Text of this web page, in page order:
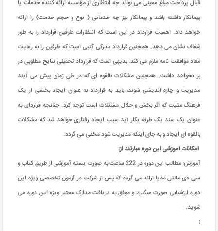
قبال پرداخت مبلغ معینی می تواند چه انتظاری از مؤسسه ارائه کننده خدمات یا
پیمانکار داشته باشد و پیمانکار نیز چه خدماتی ( نوع و حجم خدمت) را ارائه
خواهد داد. اهمیت قرارداد در این است که انتظارات طرفین قرارداد را به طور
شفاف نشان می دهد. همچنین قرارداد مدرکی کتبی است که طرفین را به رعایت
مفاد موافقت نامه ملزم می کند. بدیهی است که قرارداد تحمیلی نتایج مطلوبی در
بر نخواهد داشت. همچنین مشکلات بالقوه ای که در طی زمان پیش می آیند
مدیریت و چاره اندیشی شوند، باید به قرارداد به عنوان ایجاد بخشی از یک
فرهنگ مثبت که اثر بخش و حلال مشکلات است توجه کرد. چنانچه قراردای به
عنوان یک سند یک طرفه بکار آید سبب ایجاد رفتاری خواهد شد که مشکلات
بالقوه ای ایجاد و به جای اینکه مدیریت شود مخفی می گردد.
امکانات آموزشی این دوره عبارتند از:
آموزش: مطالب این دوره در 222 ساعت به صورت بسته آموزشی از طریق کتاب و
سی دی مالتی مدیا ارائه می گردد که پس از شرکت در آزمون تخصصی ویژه این
دوره ارزشیابی صورت میگیرد و موفق به دریافت مدارک معتبر ویژه این دوره می
شوید.
: